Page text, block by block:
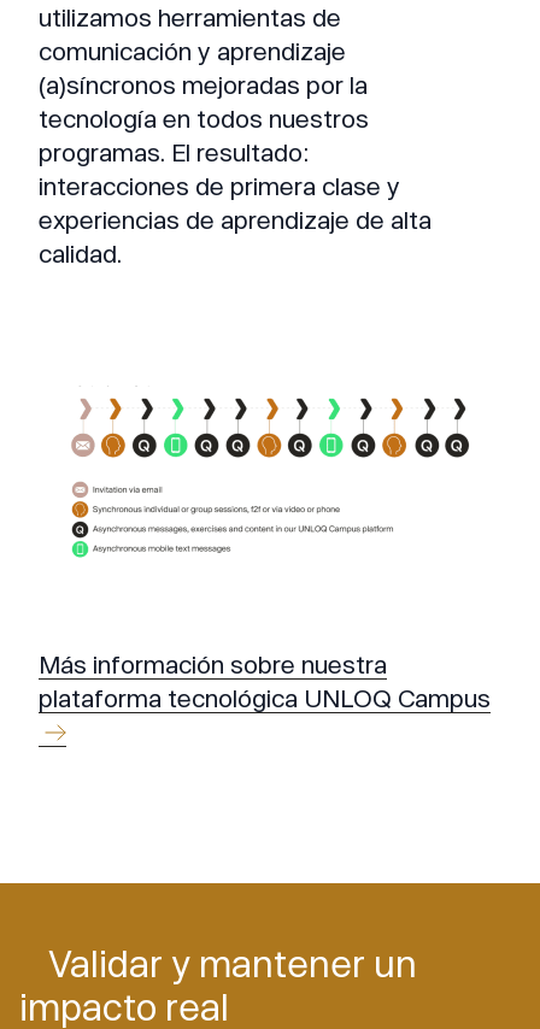
utilizamos herramientas de
comunicación y aprendizaje
(a)síncronos mejoradas por la
tecnología en todos nuestros
programas. El resultado:
interacciones de primera clase y
experiencias de aprendizaje de alta
calidad.
Más información sobre nuestra
plataforma tecnológica UNLOQ Campus
Validar y mantener un
impacto real